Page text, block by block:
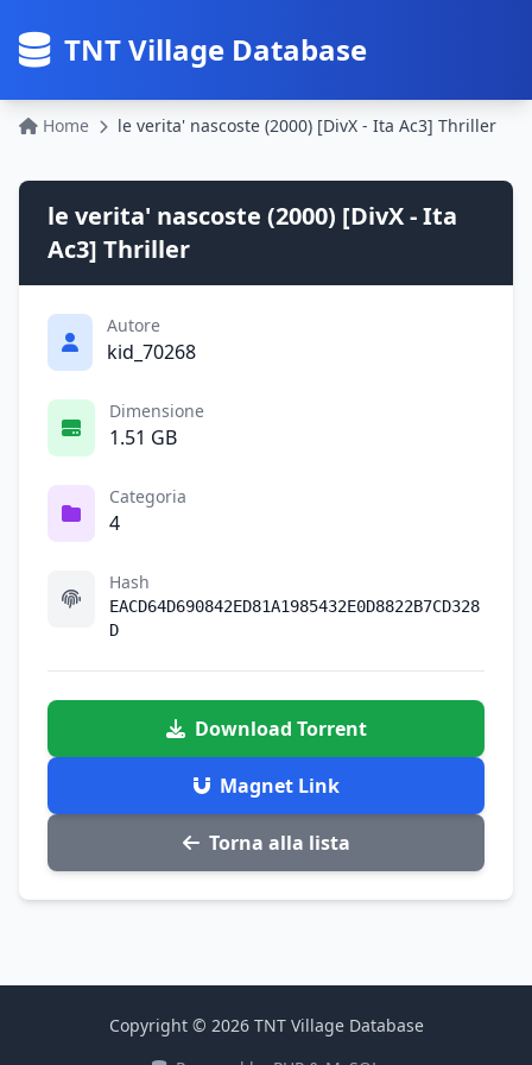
TNT Village Database
Home le verita' nascoste (2000) [DivX - Ita Ac3] Thriller
le verita' nascoste (2000) [DivX - Ita
Ac3] Thriller
Autore
kid_70268
Dimensione
1.51 GB
Categoria
4
Hash
EACD64D690842ED81A1985432E0D8822B7CD328
D
Download Torrent
Magnet Link
Torna alla lista
Copyright © 2026 TNT Village Database